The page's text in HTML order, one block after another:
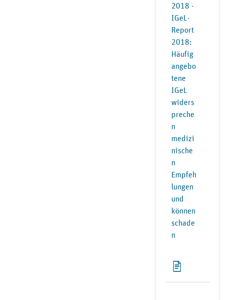
2018 -
IGeL-
Report
2018:
Häufig
angebo
tene
IGeL
widers
preche
n
medizi
nische
n
Empfeh
lungen
und
können
schade
n